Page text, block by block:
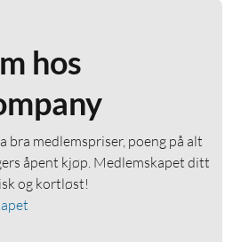
hos
bra medlemspriser, poeng på alt
åpent kjøp. Medlemskapet ditt
og kortløst!